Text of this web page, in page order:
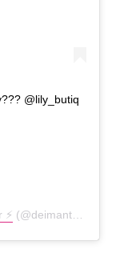
@lily_butiq
(@deimantekazenaite) on